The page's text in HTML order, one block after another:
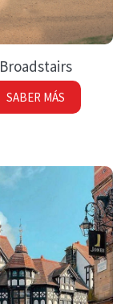
Broadstairs
SABER MÁS